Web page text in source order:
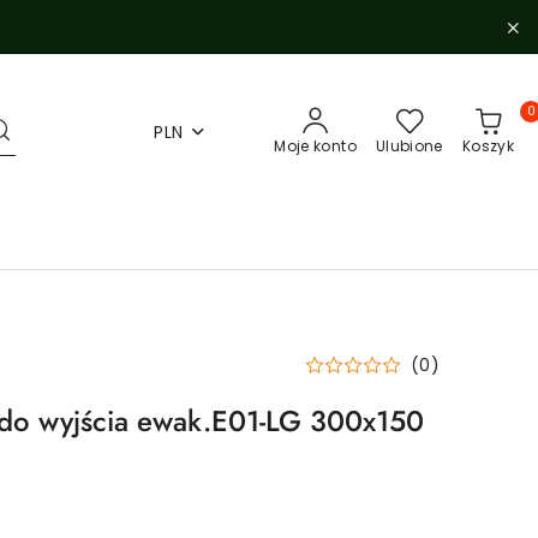
PLN
Moje konto Ulubione Koszyk
0
(0)
wyjścia ewak.E01-LG 300x150